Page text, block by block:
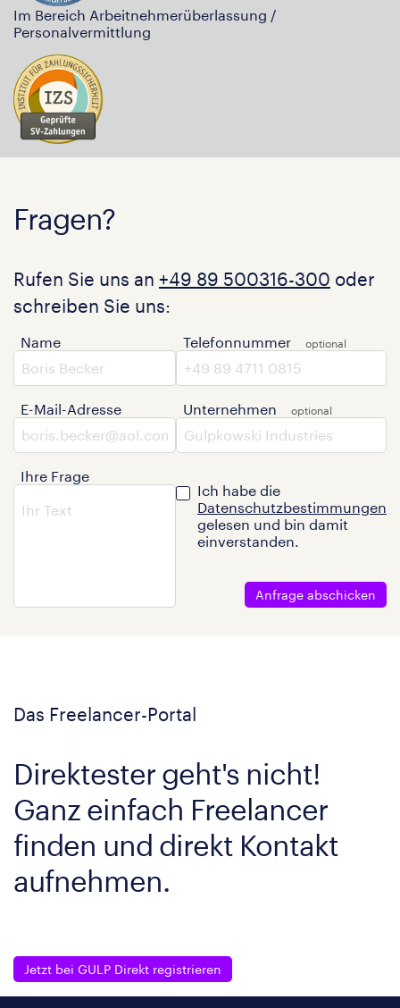
Im Bereich Arbeitnehmerüberlassung /
Personalvermittlung
Fragen?
Rufen Sie uns an +49 89 500316-300 oder
schreiben Sie uns:
Name
E-Mail-Adresse
Ihre Frage
Telefonnummer
Unternehmen
Ich habe die
Datenschutzbestimmungen
gelesen und bin damit
einverstanden.
Anfrage abschicken
Das Freelancer-Portal
Direktester geht's nicht!
Ganz einfach Freelancer
finden und direkt Kontakt
aufnehmen.
Jetzt bei GULP Direkt registrieren